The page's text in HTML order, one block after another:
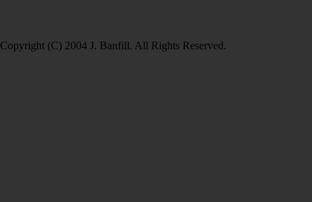
Copyright (C) 2004 J. Banfill. All Rights Reserved.